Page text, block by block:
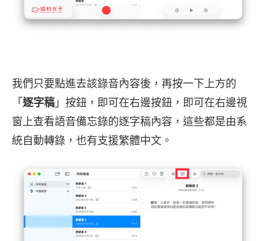
我們只要點進去該錄音內容後，再按一下上方的
「 逐字稿 」按鈕，即可在右邊按鈕，即可在右邊視
窗上查看語音備忘錄的逐字稿內容，這些都是由系
統自動轉錄，也有支援繁體中文。